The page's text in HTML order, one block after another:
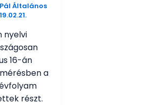
Általános
nyelvi
16-án
a
részt.